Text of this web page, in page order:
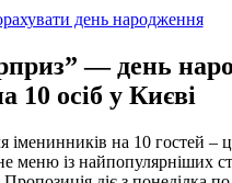
день народження
— день
10 осіб у Києві
іменинників на 10 гостей –
меню із найпопулярніших